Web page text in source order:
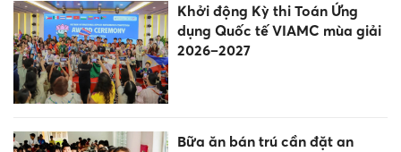
Khởi động Kỳ thi Toán Ứng
dụng Quốc tế VIAMC mùa giải
2026–2027
Bữa ăn bán trú cần đặt an